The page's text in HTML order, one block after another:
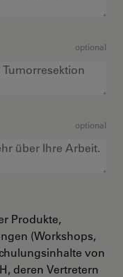
optional
optional
Produkte,
(Workshops,
von
deren Vertretern